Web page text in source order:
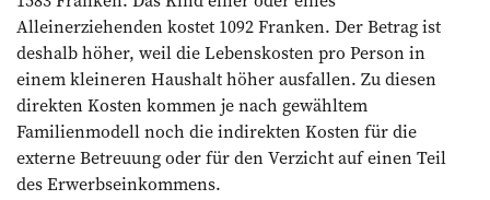
Alleinerziehenden kostet 1092 Franken. Der Betrag ist
deshalb höher, weil die Lebenskosten pro Person in
einem kleineren Haushalt höher ausfallen. Zu diesen
direkten Kosten kommen je nach gewähltem
Familienmodell noch die indirekten Kosten für die
externe Betreuung oder für den Verzicht auf einen Teil
des Erwerbseinkommens.